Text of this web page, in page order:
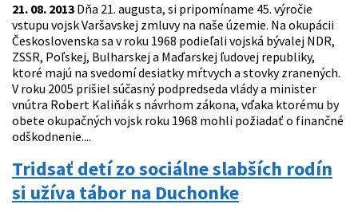
21. 08. 2013 Dňa 21. augusta, si pripomíname 45. výročie
vstupu vojsk Varšavskej zmluvy na naše územie. Na okupácii
Československa sa v roku 1968 podieľali vojská bývalej NDR,
ZSSR, Poľskej, Bulharskej a Maďarskej ľudovej republiky,
ktoré majú na svedomí desiatky mŕtvych a stovky zranených.
V roku 2005 prišiel súčasný podpredseda vlády a minister
vnútra Robert Kaliňák s návrhom zákona, vďaka ktorému by
obete okupačných vojsk roku 1968 mohli požiadať o finančné
odškodnenie....
Tridsať detí zo sociálne slabších rodín
si užíva tábor na Duchonke